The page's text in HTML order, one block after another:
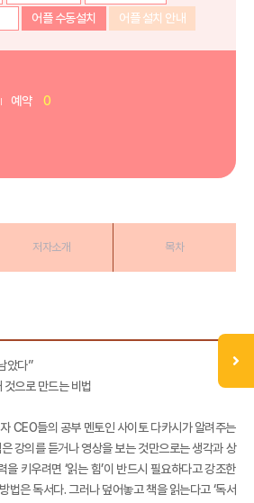
어플 수동설치 어플 설치 안내
예약 0
저자소개 목차
았다”
으로 만드는 비법
CEO들의 공부 멘토인 사이토 다카시가 알려주는
은 강의를 듣거나 영상을 보는 것만으로는 생각과 상
키우려면 ‘읽는 힘’이 반드시 필요하다고 강조한
법은 독서다. 그러나 덮어놓고 책을 읽는다고 ‘독서